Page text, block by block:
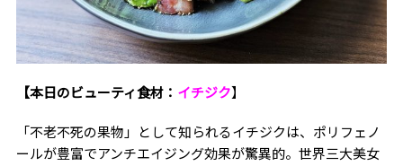
【本日のビューティ食材： イチジク】
「不老不死の果物」として知られるイチジクは、ポリフェノ
ールが豊富でアンチエイジング効果が驚異的。 世界三大美女